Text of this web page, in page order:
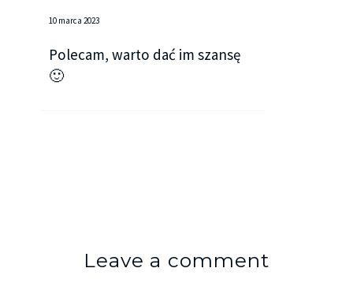
10 marca 2023
Polecam, warto dać im szansę
🙂
Leave a comment